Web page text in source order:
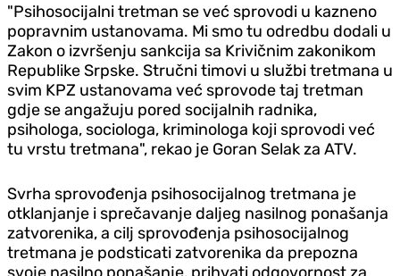
"Psihosocijalni tretman se već sprovodi u kazneno
popravnim ustanovama. Mi smo tu odredbu dodali u
Zakon o izvršenju sankcija sa Krivičnim zakonikom
Republike Srpske. Stručni timovi u službi tretmana u
svim KPZ ustanovama već sprovode taj tretman
gdje se angažuju pored socijalnih radnika,
psihologa, sociologa, kriminologa koji sprovodi već
tu vrstu tretmana", rekao je Goran Selak za ATV.
Svrha sprovođenja psihosocijalnog tretmana je
otklanjanje i sprečavanje daljeg nasilnog ponašanja
zatvorenika, a cilj sprovođenja psihosocijalnog
tretmana je podsticati zatvorenika da prepozna